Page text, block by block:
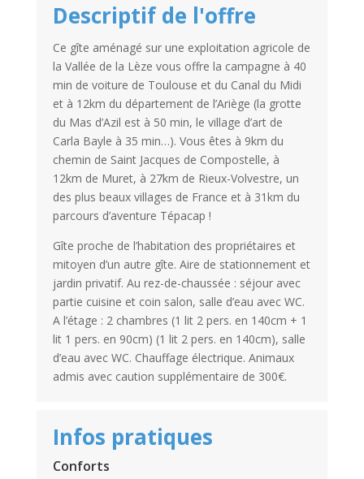
Descriptif de l'offre
Ce gîte aménagé sur une exploitation agricole de
la Vallée de la Lèze vous offre la campagne à 40
min de voiture de Toulouse et du Canal du Midi
et à 12km du département de l’Ariège (la grotte
du Mas d’Azil est à 50 min, le village d’art de
Carla Bayle à 35 min…). Vous êtes à 9km du
chemin de Saint Jacques de Compostelle, à
12km de Muret, à 27km de Rieux-Volvestre, un
des plus beaux villages de France et à 31km du
parcours d’aventure Tépacap !
Gîte proche de l’habitation des propriétaires et
mitoyen d’un autre gîte. Aire de stationnement et
jardin privatif. Au rez-de-chaussée : séjour avec
partie cuisine et coin salon, salle d’eau avec WC.
A l’étage : 2 chambres (1 lit 2 pers. en 140cm + 1
lit 1 pers. en 90cm) (1 lit 2 pers. en 140cm), salle
d’eau avec WC. Chauffage électrique. Animaux
admis avec caution supplémentaire de 300€.
Infos pratiques
Conforts